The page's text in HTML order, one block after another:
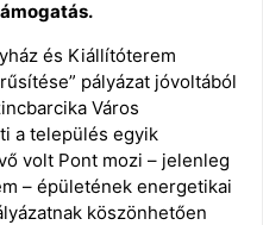
és Kiállítóterem
pályázat jóvoltából
Város
a település egyik
volt Pont mozi – jelenleg
– épületének energetikai
köszönhetően